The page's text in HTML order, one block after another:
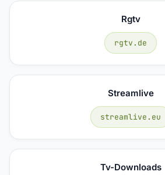
Rgtv
rgtv.de
Streamlive
streamlive.eu
Tv-Downloads